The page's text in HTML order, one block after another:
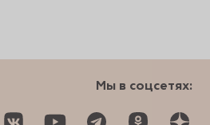
Мы в соцсетях: